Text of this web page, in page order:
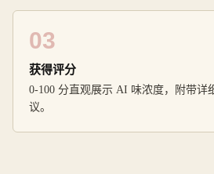
03
获得评分
0-100 分直观展示 AI 味浓度，附带详
议。